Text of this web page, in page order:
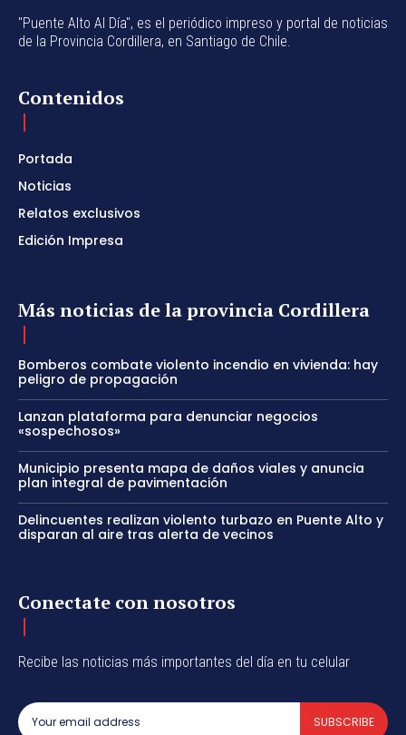
"Puente Alto Al Día", es el periódico impreso y portal de noticias
de la Provincia Cordillera, en Santiago de Chile.
Contenidos
Portada
Noticias
Relatos exclusivos
Edición Impresa
Más noticias de la provincia Cordillera
Bomberos combate violento incendio en vivienda: hay
peligro de propagación
Lanzan plataforma para denunciar negocios
«sospechosos»
Municipio presenta mapa de daños viales y anuncia
plan integral de pavimentación
Delincuentes realizan violento turbazo en Puente Alto y
disparan al aire tras alerta de vecinos
Conectate con nosotros
Recibe las noticias más importantes del día en tu celular
SUBSCRIBE